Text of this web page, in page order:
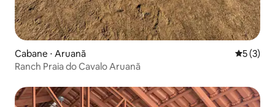
Cabane ⋅ Aruanã
5 (3)
Ranch Praia do Cavalo Aruanã